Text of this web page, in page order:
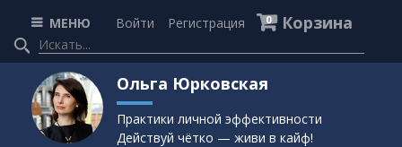
МЕНЮ Войти Регистрация 0 Корзина
Ольга Юрковская
Практики личной эффективности
Действуй чётко — живи в кайф!